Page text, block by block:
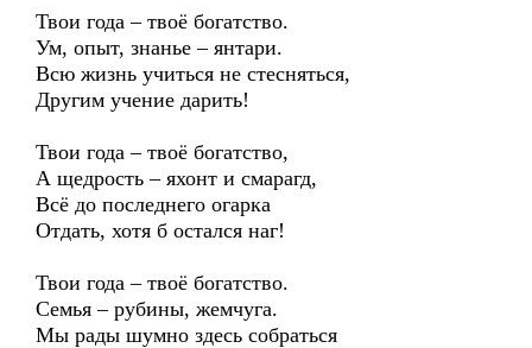
Твои года – твоё богатство.
Ум, опыт, знанье – янтари.
Всю жизнь учиться не стесняться,
Другим учение дарить!
Твои года – твоё богатство,
А щедрость – яхонт и смарагд,
Всё до последнего огарка
Отдать, хотя б остался наг!
Твои года – твоё богатство.
Семья – рубины, жемчуга.
Мы рады шумно здесь собраться